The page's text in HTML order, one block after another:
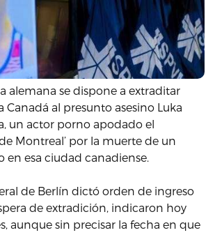
alemana se dispone a extraditar
al presunto asesino Luka
un actor porno apodado el
Montreal’ por la muerte de un
en esa ciudad canadiense.
de Berlín dictó orden de ingreso
de extradición, indicaron hoy
aunque sin precisar la fecha en que